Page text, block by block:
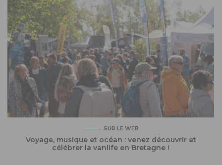
SUR LE WEB
Voyage, musique et océan : venez découvrir et
célébrer la vanlife en Bretagne !